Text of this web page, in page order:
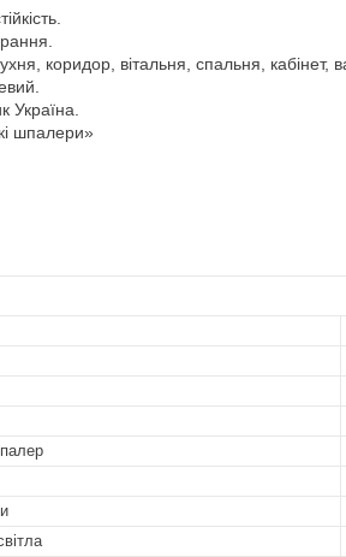
коридор, вітальня, спальня, кабінет,
Україна.
шпалери»